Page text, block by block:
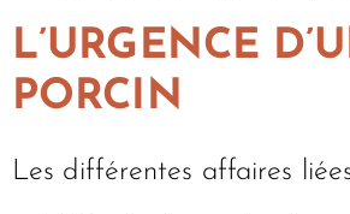
L’URGENCE
PORCIN
Les différentes affaires